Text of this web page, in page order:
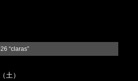
“claras”
（土）